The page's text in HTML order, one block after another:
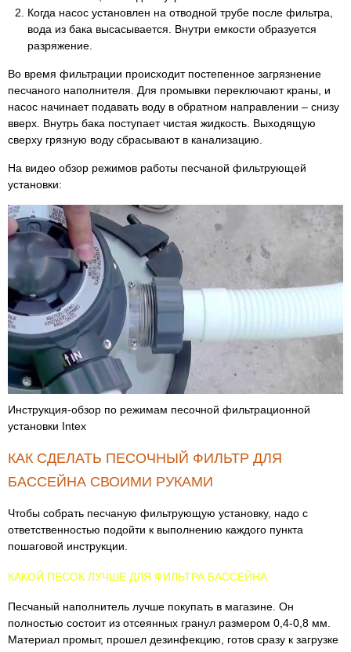
Когда насос установлен на отводной трубе после фильтра,
вода из бака высасывается. Внутри емкости образуется
разряжение.
Во время фильтрации происходит постепенное загрязнение
песчаного наполнителя. Для промывки переключают краны, и
насос начинает подавать воду в обратном направлении – снизу
вверх. Внутрь бака поступает чистая жидкость. Выходящую
сверху грязную воду сбрасывают в канализацию.
На видео обзор режимов работы песчаной фильтрующей
установки:
Инструкция-обзор по режимам песочной фильтрационной
установки Intex
КАК СДЕЛАТЬ ПЕСОЧНЫЙ ФИЛЬТР ДЛЯ
БАССЕЙНА СВОИМИ РУКАМИ
Чтобы собрать песчаную фильтрующую установку, надо с
ответственностью подойти к выполнению каждого пункта
пошаговой инструкции.
КАКОЙ ПЕСОК ЛУЧШЕ ДЛЯ ФИЛЬТРА БАССЕЙНА
Песчаный наполнитель лучше покупать в магазине. Он
полностью состоит из отсеянных гранул размером 0,4-0,8 мм.
Материал промыт, прошел дезинфекцию, готов сразу к загрузке